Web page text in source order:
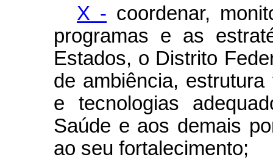
X - coordenar,
programas e as
Estados, o Distrito
de ambiência,
e tecnologias
Saúde e aos demais
ao seu fortalecimento;